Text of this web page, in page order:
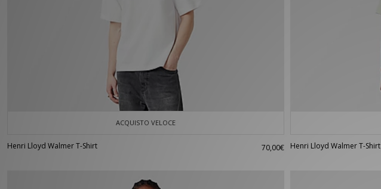
ACQUISTO VELOCE
Henri Lloyd Walmer T-Shirt 70,00€ Henri Lloyd Walmer T-Shirt